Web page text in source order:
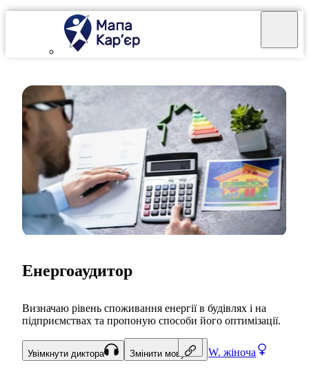
W. жіноча
Енергоаудитор
Визначаю рівень споживання енергії в будівлях і на
підприємствах та пропоную способи його оптимізації.
Увімкнути диктора Змінити мову